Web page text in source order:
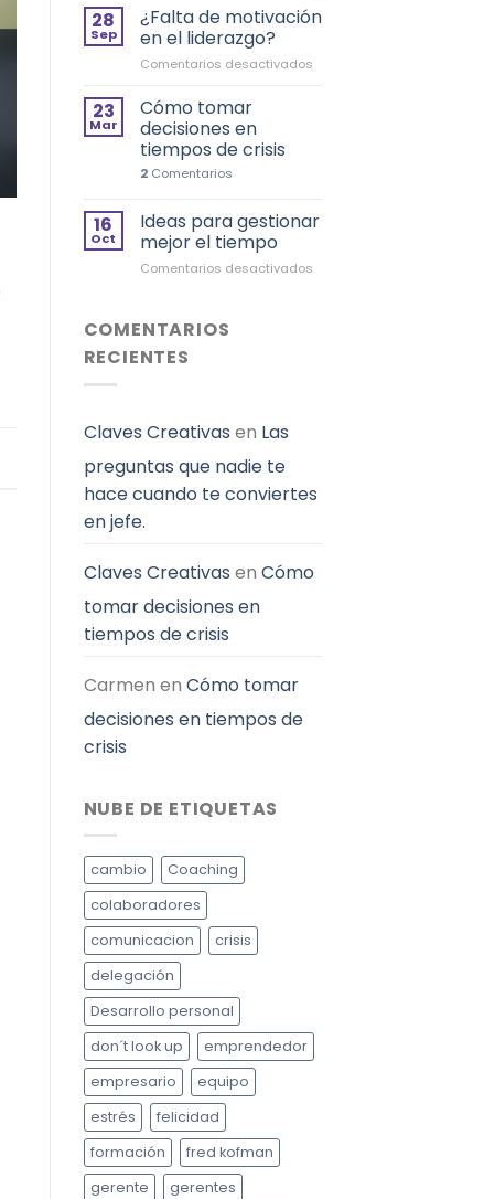
´t
enfrentar
los
Y
28
Sep
¿Falta de motivación
en el liderazgo?
Comentarios desactivadosen
23
Mar
Cómo tomar
decisiones en
tiempos de crisis
2Comentarios
16
Oct
Ideas para gestionar
mejor el tiempo
Comentarios desactivadosen
COMENTARIOS
RECIENTES
Claves Creativas en Las
preguntas que nadie te
hace cuando te conviertes
en jefe.
Claves Creativas en Cómo
tomar decisiones en
tiempos de crisis
Carmen en Cómo tomar
decisiones en tiempos de
crisis
NUBE DE ETIQUETAS
cambio
Coaching
colaboradores
comunicacion
crisis
delegación
Desarrollo personal
don´t look up
emprendedor
empresario
equipo
estrés
felicidad
formación
fred kofman
gerente
gerentes